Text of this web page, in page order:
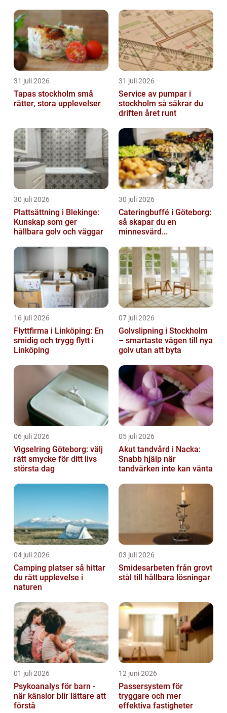
31 juli 2026
Tapas stockholm små
rätter, stora upplevelser
31 juli 2026
Service av pumpar i
stockholm så säkrar du
driften året runt
30 juli 2026
Plattsättning i Blekinge:
Kunskap som ger
hållbara golv och väggar
30 juli 2026
Cateringbuffé i Göteborg:
så skapar du en
minnesvärd
16 juli 2026
Flyttfirma i Linköping: En
smidig och trygg flytt i
Linköping
07 juli 2026
Golvslipning i Stockholm
– smartaste vägen till nya
golv utan att byta
06 juli 2026
Vigselring Göteborg: välj
rätt smycke för ditt livs
största dag
05 juli 2026
Akut tandvård i Nacka:
Snabb hjälp när
tandvärken inte kan vänta
04 juli 2026
Camping platser så hittar
du rätt upplevelse i
naturen
03 juli 2026
Smidesarbeten från grovt
stål till hållbara lösningar
01 juli 2026
Psykoanalys för barn -
när känslor blir lättare att
förstå
12 juni 2026
Passersystem för
tryggare och mer
effektiva fastigheter